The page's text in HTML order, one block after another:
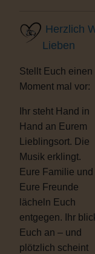
Herzlich
Lieben
Stellt Euch einen
Moment mal vor:
Ihr steht Hand in
Hand an Eurem
Lieblingsort. Die
Musik erklingt.
Eure Familie und
Eure Freunde
lächeln Euch
entgegen. Ihr
Euch an – und
plötzlich scheint